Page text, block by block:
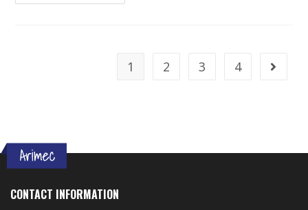
1 2 3 4
CONTACT INFORMATION